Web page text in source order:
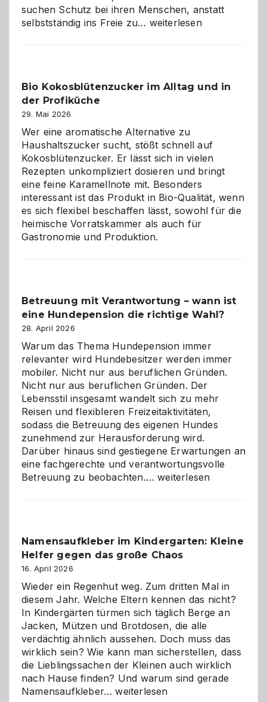
suchen Schutz bei ihren Menschen, anstatt
selbstständig ins Freie zu… Wenn
Gefahr
für
Hunde
im
eigenen
Zuhause
weiterlesen
Bio Kokosblütenzucker im Alltag und in
der Profiküche
29. Mai 2026
Wer eine aromatische Alternative zu
Haushaltszucker sucht, stößt schnell auf
Kokosblütenzucker. Er lässt sich in vielen
Rezepten unkompliziert dosieren und bringt
eine feine Karamellnote mit. Besonders
interessant ist das Produkt in Bio-Qualität, wenn
es sich flexibel beschaffen lässt, sowohl für die
heimische Vorratskammer als auch für
Gastronomie und Produktion.
Betreuung mit Verantwortung – wann ist
eine Hundepension die richtige Wahl?
28. April 2026
Warum das Thema Hundepension immer
relevanter wird Hundebesitzer werden immer
mobiler. Nicht nur aus beruflichen Gründen.
Nicht nur aus beruflichen Gründen. Der
Lebensstil insgesamt wandelt sich zu mehr
Reisen und flexibleren Freizeitaktivitäten,
sodass die Betreuung des eigenen Hundes
zunehmend zur Herausforderung wird.
Darüber hinaus sind gestiegene Erwartungen an
eine fachgerechte und verantwortungsvolle
Betreuung zu beobachten.…Betreuung
ist
eine
Wahl?
weiterlesen
Namensaufkleber im Kindergarten: Kleine
Helfer gegen das große Chaos
16. April 2026
Wieder ein Regenhut weg. Zum dritten Mal in
diesem Jahr. Welche Eltern kennen das nicht?
In Kindergärten türmen sich täglich Berge an
Jacken, Mützen und Brotdosen, die alle
verdächtig ähnlich aussehen. Doch muss das
wirklich sein? Wie kann man sicherstellen, dass
die Lieblingssachen der Kleinen auch wirklich
nach Hause finden? Und warum sind gerade
Namensaufkleber…Namensaufkleber
weiterlesen